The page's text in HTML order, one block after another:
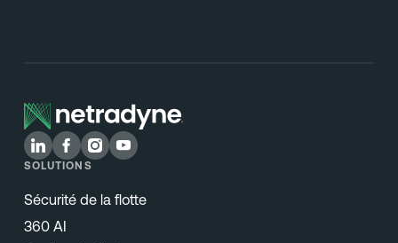
SOLUTIONS
Sécurité de la flotte
360 AI